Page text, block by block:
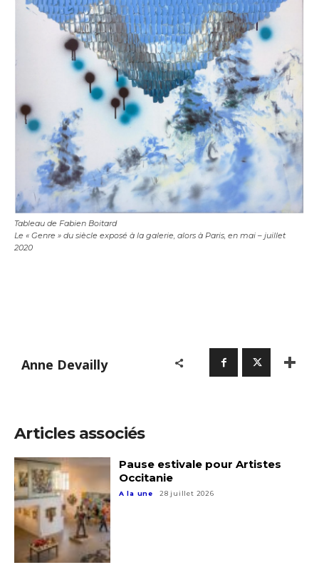
Tableau de Fabien Boitard
Le « Genre » du siècle exposé à la galerie, alors à Paris, en mai – juillet
2020
Anne Devailly
Articles associés
Pause estivale pour Artistes
Occitanie
A la une 28 juillet 2026